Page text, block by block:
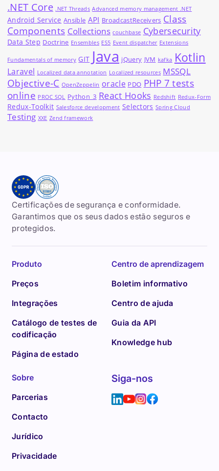
.NET Core .NET Threads Advanced memory management .NET
Android Service Ansible API BroadcastReceivers Class
Components Collections couchbase Cybersecurity
Data Step Doctrine Ensembles ES5 Event dispatcher Extensions
Fundamentals of memory GIT Java jQuery JVM kafka Kotlin
Laravel Localized data annotation Localized resources MSSQL
Objective-C OpenZeppelin oracle PDO PHP 7 tests
online PROC SQL Python_3 React Hooks Redshift Redux-Form
Redux-Toolkit Salesforce development Selectors Spring Cloud
Testing XXE Zend framework
Certificações de segurança e conformidade.
Garantimos que os seus dados estão seguros e
protegidos.
Produto
Preços
Integrações
Catálogo de testes de
codificação
Página de estado
Centro de aprendizagem
Boletim informativo
Centro de ajuda
Guia da API
Knowledge hub
Sobre
Parcerias
Contacto
Jurídico
Privacidade
Siga-nos